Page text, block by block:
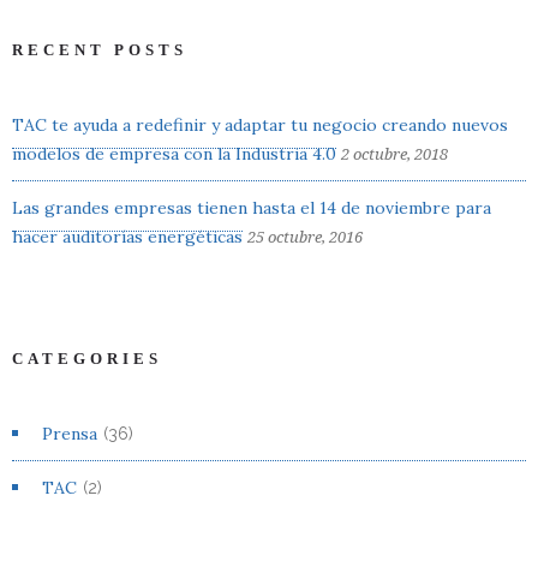
RECENT POSTS
TAC te ayuda a redefinir y adaptar tu negocio creando nuevos
modelos de empresa con la Industria 4.0 2 octubre, 2018
Las grandes empresas tienen hasta el 14 de noviembre para
hacer auditorías energéticas 25 octubre, 2016
CATEGORIES
Prensa (36)
TAC (2)